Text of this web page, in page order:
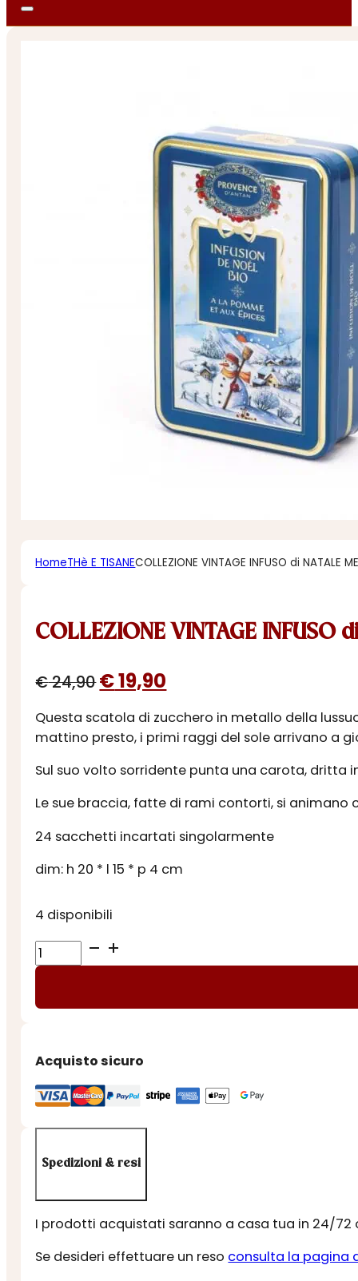
HomeTHè E TISANECOLLEZIONE VINTAGE INFUSO di NATALE
COLLEZIONE VINTAGE INFUSO
€24,90Il
originale
€ 24,90.
€19,90
attuale
€ 19,90.
Questa scatola di zucchero in metallo della
mattino presto, i primi raggi del sole arrivano a
Sul suo volto sorridente punta una carota, dritta
Le sue braccia, fatte di rami contorti, si
24 sacchetti incartati singolarmente
dim: h 20 * l 15 * p 4 cm
4 disponibili
COLLEZIONE
VINTAGE
di
e
SPEZIE
-
PROVENCE
quantità
Acquisto sicuro
Spedizioni & resi
I prodotti acquistati saranno a casa tua in 24/72
Se desideri effettuare un reso consulta la pagina